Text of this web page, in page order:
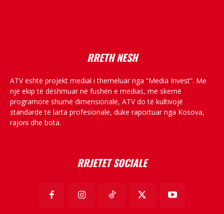
RRETH NESH
ATV është projekt medial i themeluar nga “Media Invest”. Me
një ekip të dëshmuar në fushën e medias, me skemë
programore shumë dimensionale, ATV do të kultivojë
standarde të larta profesionale, duke raportuar nga Kosova,
rajoni dhe bota.
RRJETET SOCIALE